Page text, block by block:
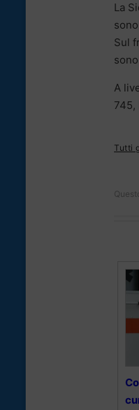
La
Sul
A
745,
Tutti